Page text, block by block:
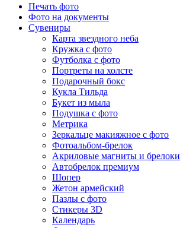
Печать фото
Фото на документы
Сувениры
Карта звездного неба
Кружка с фото
Футболка с фото
Портреты на холсте
Подарочный бокс
Кукла Тильда
Букет из мыла
Подушка с фото
Метрика
Зеркальце макияжное с фото
Фотоальбом-брелок
Акриловые магниты и брелоки
Автобрелок премиум
Шопер
Жетон армейский
Пазлы с фото
Стикеры 3D
Календарь